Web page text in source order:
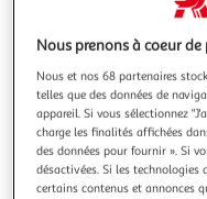
Nous prenons à coeur
Nous et nos 68 partenaires
telles que des données de
appareil. Si vous sélectionnez
charge les finalités affichées
des données pour fournir ». Si
désactivées. Si les
certains contenus et annonces